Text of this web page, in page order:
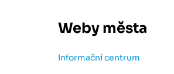
Weby města
Informační centrum